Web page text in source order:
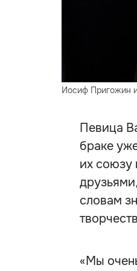
Иосиф Пригожин
Певица
браке
их союзу
словам
«Мы